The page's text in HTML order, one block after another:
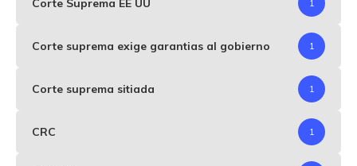
1
Corte suprema exige garantias al gobierno 1
Corte suprema sitiada 1
CRC 1